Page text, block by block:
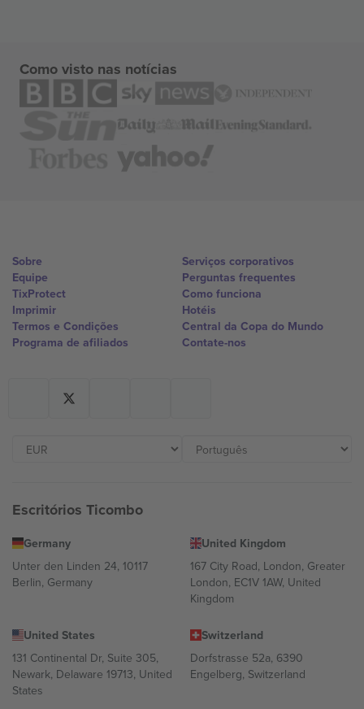
Como visto nas notícias
Sobre
Equipe
TixProtect
Imprimir
Termos e Condições
Programa de afiliados
Serviços corporativos
Perguntas frequentes
Como funciona
Hotéis
Central da Copa do Mundo
Contate-nos
Escritórios Ticombo
Germany
Unter den Linden 24, 10117
Berlin, Germany
United Kingdom
167 City Road, London, Greater
London, EC1V 1AW, United
Kingdom
United States
131 Continental Dr, Suite 305,
Newark, Delaware 19713, United
States
Switzerland
Dorfstrasse 52a, 6390
Engelberg, Switzerland